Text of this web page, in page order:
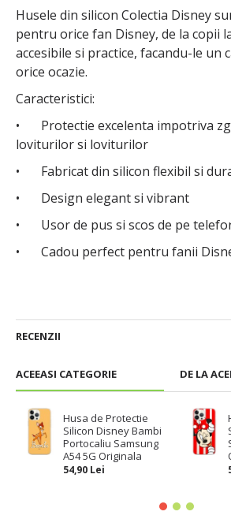
ACEEASI CATEGORIE DE LA
Husa de Protectie
Silicon Disney Bambi
Portocaliu Samsung
A54 5G Originala
54,90 Lei
Husele din silicon Colectia Disney
pentru orice fan Disney, de la copii
accesibile si practice, facandu-le un
orice ocazie.
Caracteristici:
•
Protectie excelenta impotriva
loviturilor si loviturilor
•
Fabricat din silicon flexibil si
•
Design elegant si vibrant
•
Usor de pus si scos de pe
•
Cadou perfect pentru fanii
RECENZII